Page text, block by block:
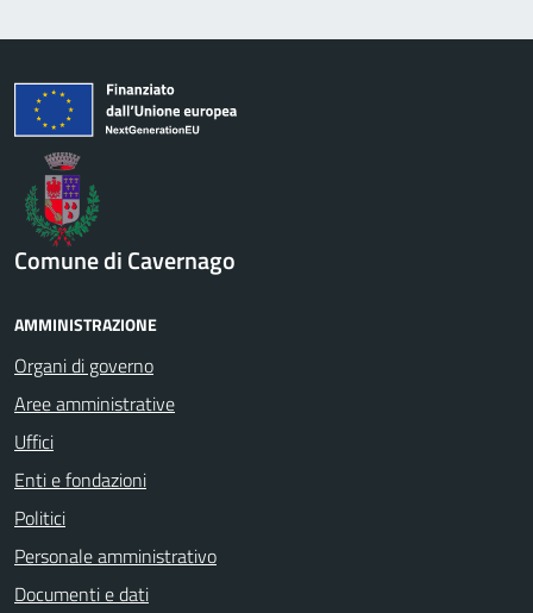
Comune di Cavernago
AMMINISTRAZIONE
Organi di governo
Aree amministrative
Uffici
Enti e fondazioni
Politici
Personale amministrativo
Documenti e dati